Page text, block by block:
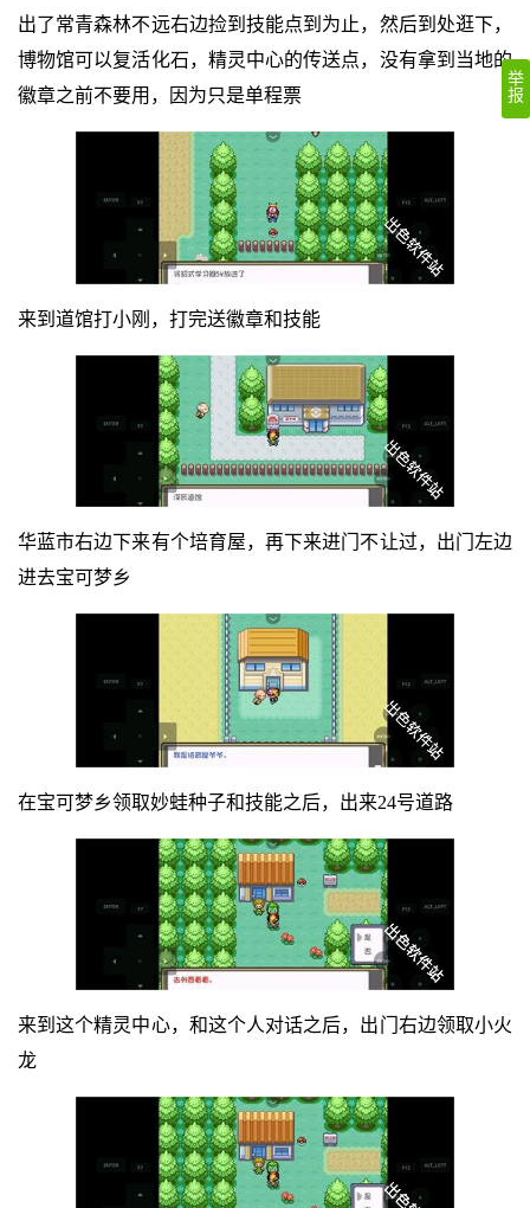
出了常青森林不远右边捡到技能点到为止，然后到处逛下，
博物馆可以复活化石，精灵中心的传送点，没有拿到当地的
徽章之前不要用，因为只是单程票
来到道馆打小刚，打完送徽章和技能
华蓝市右边下来有个培育屋，再下来进门不让过，出门左边
进去宝可梦乡
在宝可梦乡领取妙蛙种子和技能之后，出来24号道路
来到这个精灵中心，和这个人对话之后，出门右边领取小火
龙
举
报